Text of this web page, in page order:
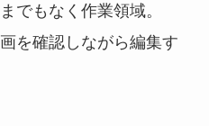
でもなく作業領域。
を確認しながら編集す